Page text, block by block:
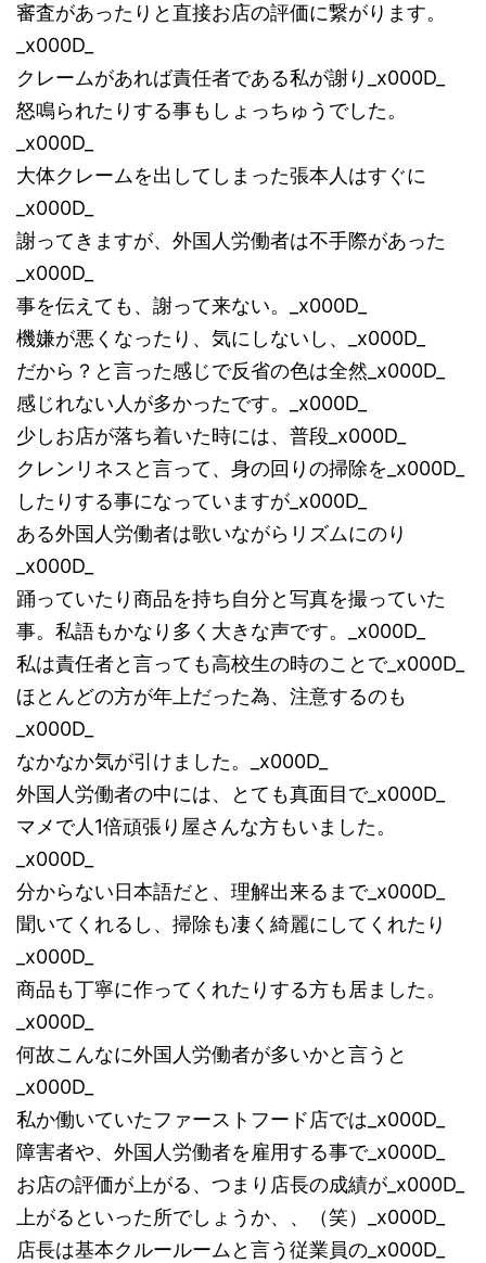
審査があったりと直接お店の評価に繋がります。
_x000D_
クレームがあれば責任者である私が謝り_x000D_
怒鳴られたりする事もしょっちゅうでした。
_x000D_
大体クレームを出してしまった張本人はすぐに
_x000D_
謝ってきますが、外国人労働者は不手際があった
_x000D_
事を伝えても、謝って来ない。_x000D_
機嫌が悪くなったり、気にしないし、_x000D_
だから？と言った感じで反省の色は全然_x000D_
感じれない人が多かったです。_x000D_
少しお店が落ち着いた時には、普段_x000D_
クレンリネスと言って、身の回りの掃除を_x000D_
したりする事になっていますが_x000D_
ある外国人労働者は歌いながらリズムにのり
_x000D_
踊っていたり商品を持ち自分と写真を撮っていた
事。私語もかなり多く大きな声です。_x000D_
私は責任者と言っても高校生の時のことで_x000D_
ほとんどの方が年上だった為、注意するのも
_x000D_
なかなか気が引けました。_x000D_
外国人労働者の中には、とても真面目で_x000D_
マメで人1倍頑張り屋さんな方もいました。
_x000D_
分からない日本語だと、理解出来るまで_x000D_
聞いてくれるし、掃除も凄く綺麗にしてくれたり
_x000D_
商品も丁寧に作ってくれたりする方も居ました。
_x000D_
何故こんなに外国人労働者が多いかと言うと
_x000D_
私か働いていたファーストフード店では_x000D_
障害者や、外国人労働者を雇用する事で_x000D_
お店の評価が上がる、つまり店長の成績が_x000D_
上がるといった所でしょうか、、（笑）_x000D_
店長は基本クルールームと言う従業員の_x000D_